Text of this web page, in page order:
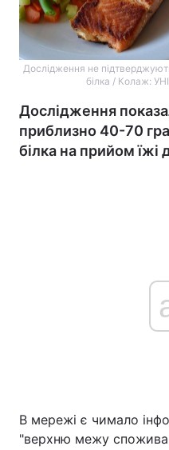
Дослідження не
білка / Колаж:
Дослідження
приблизно 40-70
білка на прийом
В мережі є чимало
"верхню межу